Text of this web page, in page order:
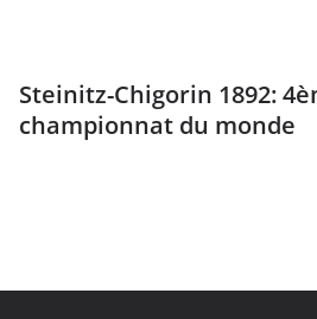
Steinitz-Chigorin 1892:
championnat du monde